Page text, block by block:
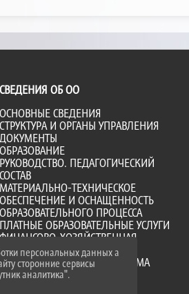
СВЕДЕНИЯ ОБ ОО
ОСНОВНЫЕ СВЕДЕНИЯ
СТРУКТУРА И ОРГАНЫ УПРАВЛЕНИЯ
ДОКУМЕНТЫ
ОБРАЗОВАНИЕ
РУКОВОДСТВО. ПЕДАГОГИЧЕСКИЙ
СОСТАВ
МАТЕРИАЛЬНО-ТЕХНИЧЕСКОЕ
ОБЕСПЕЧЕНИЕ И ОСНАЩЕННОСТЬ
ОБРАЗОВАТЕЛЬНОГО ПРОЦЕССА
ПЛАТНЫЕ ОБРАЗОВАТЕЛЬНЫЕ УСЛУГИ
ФИНАНСОВО-ХОЗЯЙСТВЕННАЯ
ДЕЯТЕЛЬНОСТЬ
ВАКАНТНЫЕ МЕСТА ДЛЯ ПРИЕМА
(ПЕРЕВОДА)
персональных данных а
сторонние сервисы
аналитика".